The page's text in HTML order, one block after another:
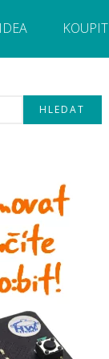
pro začátečníky i pro
KOUPIT